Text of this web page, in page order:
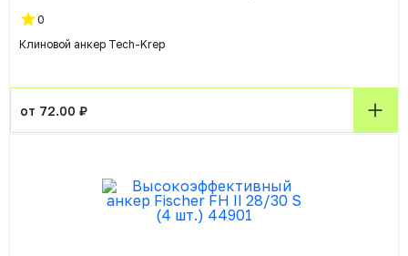
0
Клиновой анкер Tech-Krep
от 72.00 ₽